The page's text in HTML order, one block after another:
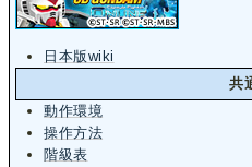
日本版wiki
共
動作環境
操作方法
階級表